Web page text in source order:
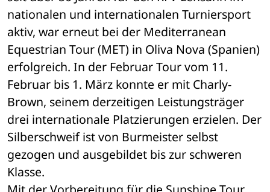
nationalen und internationalen Turniersport
aktiv, war erneut bei der Mediterranean
Equestrian Tour (MET) in Oliva Nova (Spanien)
erfolgreich. In der Februar Tour vom 11.
Februar bis 1. März konnte er mit Charly-
Brown, seinem derzeitigen Leistungsträger
drei internationale Platzierungen erzielen. Der
Silberschweif ist von Burmeister selbst
gezogen und ausgebildet bis zur schweren
Klasse.